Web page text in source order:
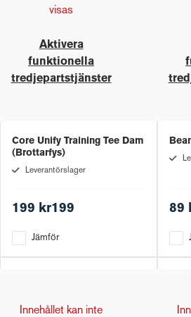
visas
Aktivera
funktionella
tredjepartstjänster
Core Unify Training Tee Dam
(Brottarfys)
Leverantörslager
199 kr199
Jämför
89
Innehållet kan inte